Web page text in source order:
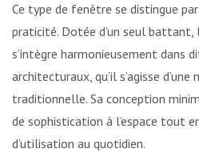
Ce type de fenêtre se distingue
praticité. Dotée d’un seul
s’intègre harmonieusement dans
architecturaux, qu’il s’agisse
traditionnelle. Sa conception
de sophistication à l’espace tout
d’utilisation au quotidien.